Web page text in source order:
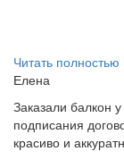
Читать полностью
Елена
Заказали балкон
подписания
красиво и